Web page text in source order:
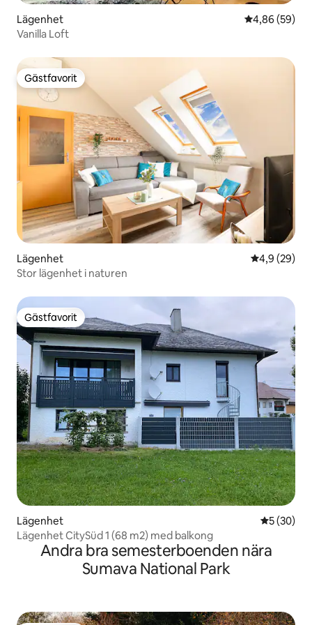
Lägenhet 4,86 av 5 i
4,86 (59)
Vanilla Loft
Gästfavorit
Gästfavorit
Lägenhet 4,9 av 5 i
4,9 (29)
Stor lägenhet i naturen
Gästfavorit
Gästfavorit
Lägenhet 5 av 5 i
5 (30)
Lägenhet CitySüd 1 (68 m2) med balkong
Andra bra semesterboenden nära
Sumava National Park